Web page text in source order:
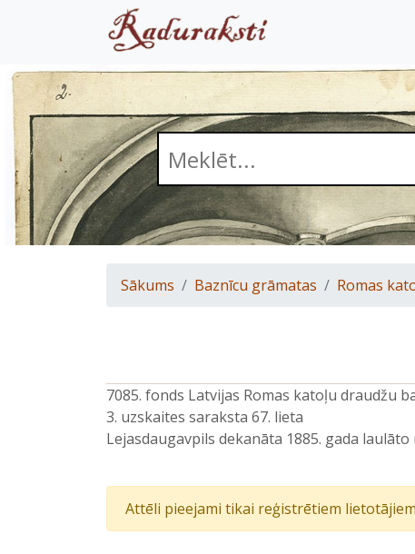
Sākums Baznīcu grāmatas Romas
7085. fonds Latvijas Romas katoļu draudžu
3. uzskaites saraksta 67. lieta
Lejasdaugavpils dekanāta 1885. gada
Attēli pieejami tikai reģistrētiem